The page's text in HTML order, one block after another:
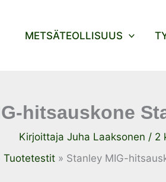
METSÄTEOLLISUUS
hitsauskone
Kirjoittaja Juha Laaksonen / 2
Tuotetestit Stanley MIG-